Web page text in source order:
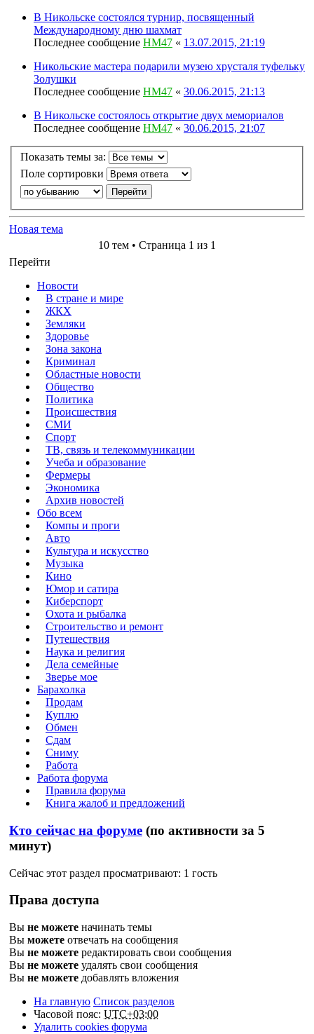
В Никольске состоялся турнир, посвященный
Международному дню шахмат
Последнее сообщение HM47 « 13.07.2015, 21:19
Никольские мастера подарили музею хрусталя туфельку
Золушки
Последнее сообщение HM47 « 30.06.2015, 21:13
В Никольске состоялось открытие двух мемориалов
Последнее сообщение HM47 « 30.06.2015, 21:07
Показать темы за:
Поле сортировки
Новая тема
10 тем • Страница 1 из 1
Перейти
Новости
В стране и мире
ЖКХ
Земляки
Здоровье
Зона закона
Криминал
Областные новости
Общество
Политика
Происшествия
СМИ
Спорт
ТВ, связь и телекоммуникации
Учеба и образование
Фермеры
Экономика
Архив новостей
Обо всем
Компы и проги
Авто
Культура и искусство
Музыка
Кино
Юмор и сатира
Киберспорт
Охота и рыбалка
Строительство и ремонт
Путешествия
Наука и религия
Дела семейные
Зверье мое
Барахолка
Продам
Куплю
Обмен
Сдам
Сниму
Работа
Работа форума
Правила форума
Книга жалоб и предложений
Кто сейчас на форуме (по активности за 5
минут)
Сейчас этот раздел просматривают: 1 гость
Права доступа
Вы не можете начинать темы
Вы можете отвечать на сообщения
Вы не можете редактировать свои сообщения
Вы не можете удалять свои сообщения
Вы не можете добавлять вложения
На главную Список разделов
Часовой пояс: UTC+03:00
Удалить cookies форума